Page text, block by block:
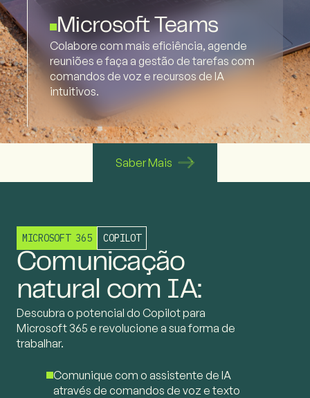
Microsoft Teams
Colabore com mais eficiência, agende
reuniões e faça a gestão de tarefas com
comandos de voz e recursos de IA
intuitivos.
Saber Mais
MICROSOFT 365 COPILOT
Comunicação
natural com IA:
Descubra o potencial do Copilot para
Microsoft 365 e revolucione a sua forma de
trabalhar.
Comunique com o assistente de IA
através de comandos de voz e texto